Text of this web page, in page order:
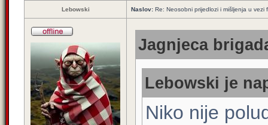
Lebowski Naslov: Re: Neosobni prijedlozi i mišljenja u vezi
Jagnjeca
Lebowski je
Niko nije